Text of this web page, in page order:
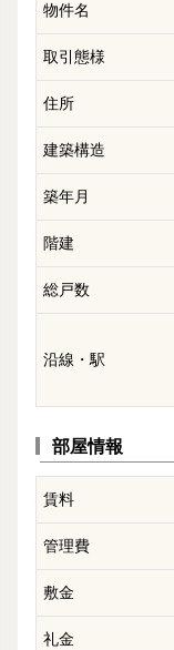
物件名
取引態様
住所
建築構造
築年月
階建
総戸数
沿線・駅
部屋情報
賃料
管理費
敷金
礼金